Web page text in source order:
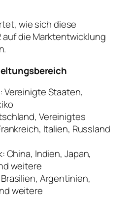
wie sich diese
auf die Marktentwicklung
Vereinigte Staaten,
Vereinigtes
Italien, Russland
China, Indien, Japan,
weitere
Argentinien,
weitere